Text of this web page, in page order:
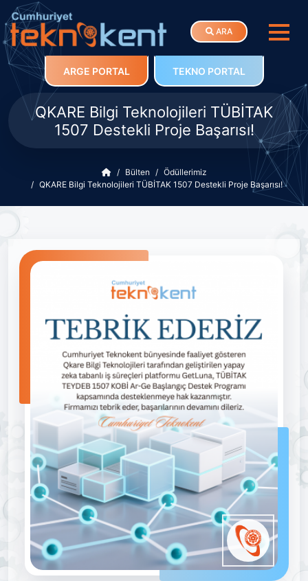
ARA
ARGE PORTAL TEKNO PORTAL
QKARE Bilgi Teknolojileri TÜBİTAK
1507 Destekli Proje Başarısı!
Bülten
Ödüllerimiz
QKARE Bilgi Teknolojileri TÜBİTAK 1507 Destekli Proje Başarısı!